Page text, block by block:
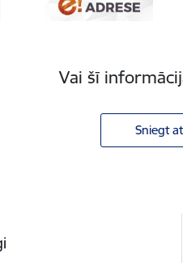
Vai šī
Sniegt